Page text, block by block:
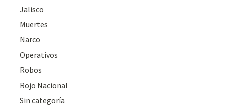
Jalisco
Muertes
Narco
Operativos
Robos
Rojo Nacional
Sin categoría